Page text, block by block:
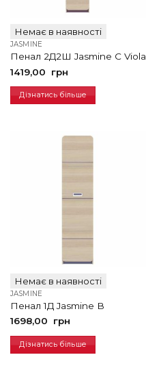
Немає в наявності
JASMINE
Пенал 2Д2Ш Jasmine С Viola
1419,00
грн
Дізнатись більше
Немає в наявності
JASMINE
Пенал 1Д Jasmine В
1698,00
грн
Дізнатись більше